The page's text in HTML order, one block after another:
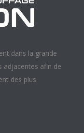
dans la grande
adjacentes afin de
des plus